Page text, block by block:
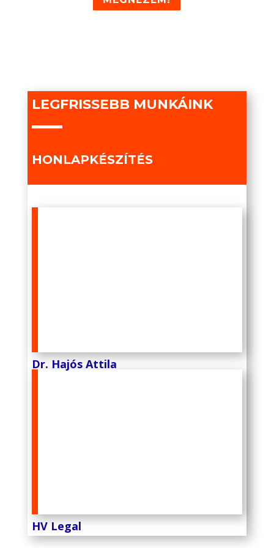
LEGFRISSEBB MUNKÁINK
HONLAPKÉSZÍTÉS
Dr. Hajós Attila
HV Legal